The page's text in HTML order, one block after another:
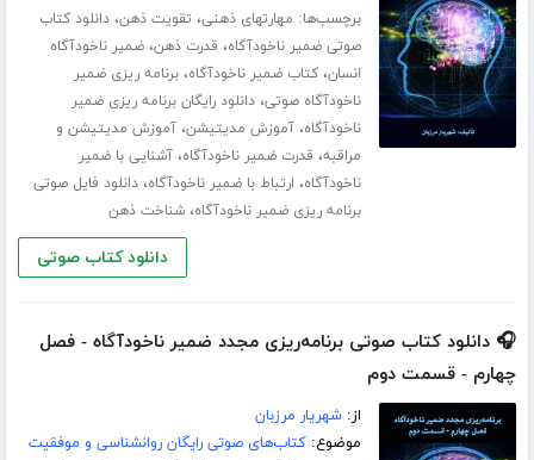
برچسب‌ها: مهارت­های ذهنی، تقویت ذهن،دانلود کتاب
صوتی ضمیر ناخودآگاه، قدرت ذهن،ضمیر ناخودآگاه
انسان،کتاب ضمیر ناخودآگاه،برنامه ریزی ضمیر
ناخودآگاه صوتی،دانلود رایگان برنامه ریزی ضمیر
ناخودآگاه،آموزش مدیتیشن،آموزش مدیتیشن و
مراقبه، قدرت ضمیر ناخودآگاه،آشنایی با ضمیر
ناخودآگاه، ارتباط با ضمیر ناخودآگاه،دانلود فایل صوتی
برنامه ریزی ضمیر ناخودآگاه،شناخت ذهن
دانلود کتاب صوتی
🎧 دانلود کتاب صوتی برنامه‌ریزی مجدد ضمیر ناخودآگاه - فصل
چهارم - قسمت دوم
از:شهریار مرزبان
موضوع:کتاب‌های صوتی رایگان روانشناسی و موفقیت